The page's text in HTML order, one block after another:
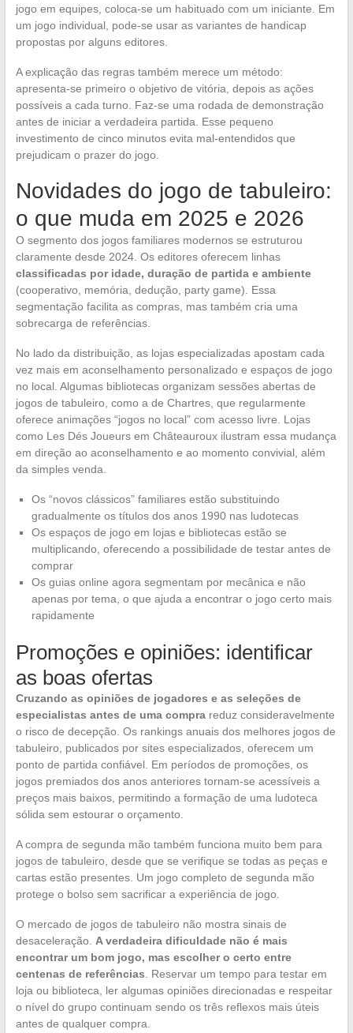
jogo em equipes, coloca-se um habituado com um iniciante. Em
um jogo individual, pode-se usar as variantes de handicap
propostas por alguns editores.
A explicação das regras também merece um método:
apresenta-se primeiro o objetivo de vitória, depois as ações
possíveis a cada turno. Faz-se uma rodada de demonstração
antes de iniciar a verdadeira partida. Esse pequeno
investimento de cinco minutos evita mal-entendidos que
prejudicam o prazer do jogo.
Novidades do jogo de tabuleiro:
o que muda em 2025 e 2026
O segmento dos jogos familiares modernos se estruturou
claramente desde 2024. Os editores oferecem linhas
classificadas por idade, duração de partida e ambiente
(cooperativo, memória, dedução, party game). Essa
segmentação facilita as compras, mas também cria uma
sobrecarga de referências.
No lado da distribuição, as lojas especializadas apostam cada
vez mais em aconselhamento personalizado e espaços de jogo
no local. Algumas bibliotecas organizam sessões abertas de
jogos de tabuleiro, como a de Chartres, que regularmente
oferece animações “jogos no local” com acesso livre. Lojas
como Les Dés Joueurs em Châteauroux ilustram essa mudança
em direção ao aconselhamento e ao momento convivial, além
da simples venda.
Os “novos clássicos” familiares estão substituindo
gradualmente os títulos dos anos 1990 nas ludotecas
Os espaços de jogo em lojas e bibliotecas estão se
multiplicando, oferecendo a possibilidade de testar antes de
comprar
Os guias online agora segmentam por mecânica e não
apenas por tema, o que ajuda a encontrar o jogo certo mais
rapidamente
Promoções e opiniões: identificar
as boas ofertas
Cruzando as opiniões de jogadores e as seleções de
especialistas antes de uma comprareduz consideravelmente
o risco de decepção. Os rankings anuais dos melhores jogos de
tabuleiro, publicados por sites especializados, oferecem um
ponto de partida confiável. Em períodos de promoções, os
jogos premiados dos anos anteriores tornam-se acessíveis a
preços mais baixos, permitindo a formação de uma ludoteca
sólida sem estourar o orçamento.
A compra de segunda mão também funciona muito bem para
jogos de tabuleiro, desde que se verifique se todas as peças e
cartas estão presentes. Um jogo completo de segunda mão
protege o bolso sem sacrificar a experiência de jogo.
O mercado de jogos de tabuleiro não mostra sinais de
desaceleração. A verdadeira dificuldade não é mais
encontrar um bom jogo, mas escolher o certo entre
centenas de referências. Reservar um tempo para testar em
loja ou biblioteca, ler algumas opiniões direcionadas e respeitar
o nível do grupo continuam sendo os três reflexos mais úteis
antes de qualquer compra.